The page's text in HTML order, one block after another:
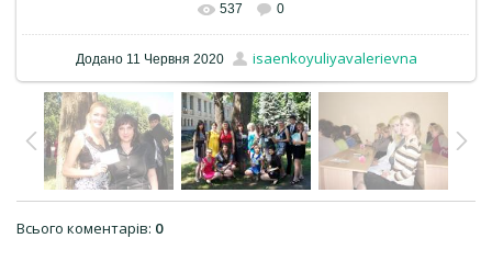
537 0
Додано11 Червня 2020 isaenkoyuliyavalerievna
Всього коментарів: 0